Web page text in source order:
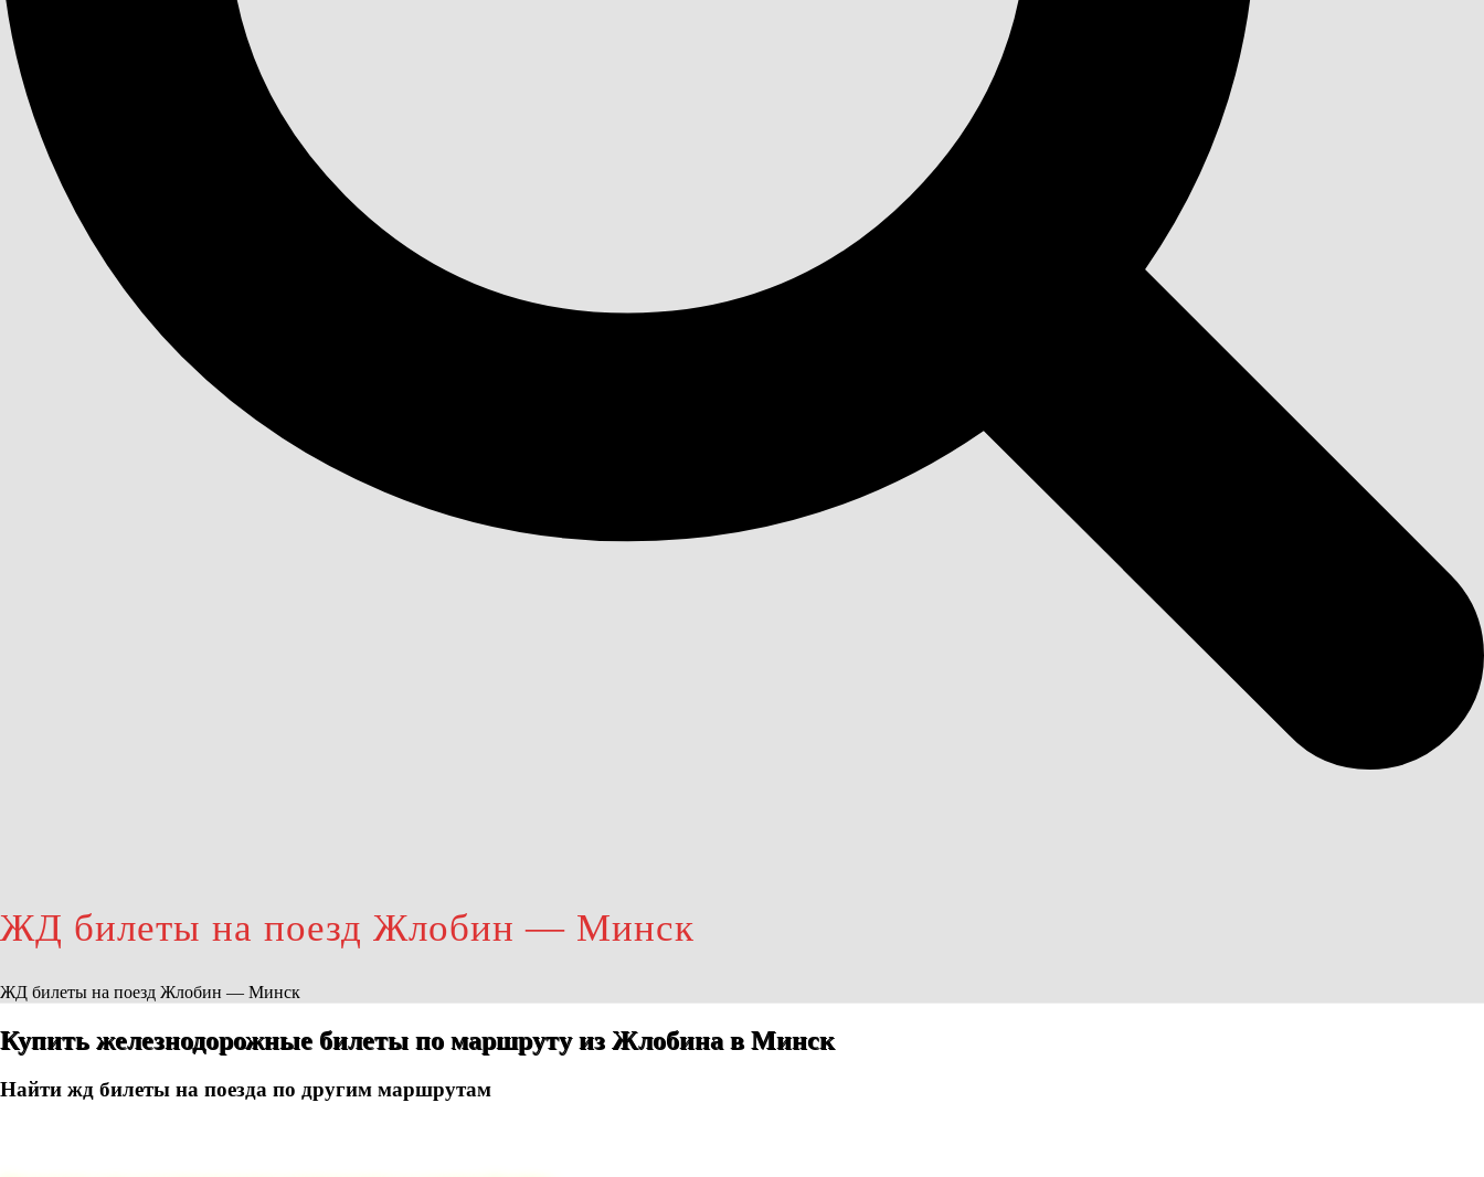
ЖД билеты на поезд Жлобин — Минск
ЖД билеты на поезд Жлобин — Минск
Купить железнодорожные билеты по маршруту из Жлобина в Минск
Найти жд билеты на поезда по другим маршрутам